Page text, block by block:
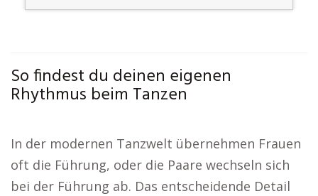
So findest du deinen eigenen
Rhythmus beim Tanzen
In der modernen Tanzwelt übernehmen Frauen
oft die Führung, oder die Paare wechseln sich
bei der Führung ab. Das entscheidende Detail